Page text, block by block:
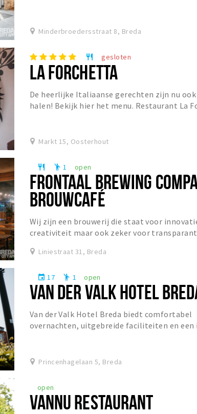
Minderbroedersstraat 8, Breda
restaurant gesloten
LA FORCHETTA
De heerlijke Italiaanse gerechten zijn nu
halen! Bekijk hier het menu. Restaurant La
Markt 15, Oosterhout
restaurant emoji_people 1 open
FRONTAAL BREWING
BROUWCAFÉ
Wij zijn een brouwerij die staat voor
creativiteit maar ook zeker voor
Liniestraat 31, Breda
event 17 emoji_people 1 open
VAN DER VALK HOTEL
Van der Valk Hotel Breda biedt comfortabel
overnachten, uitgebreide faciliteiten en een
Princenhagelaan 5, Breda
open
VANNU RESTAURANT